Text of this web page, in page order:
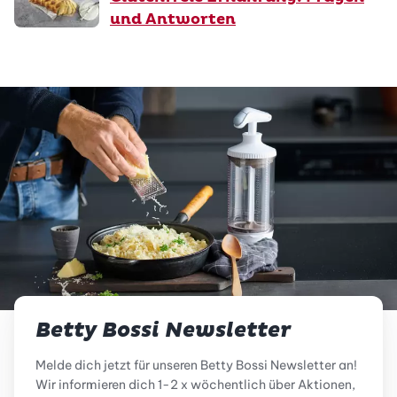
und Antworten
Betty Bossi Newsletter
Melde dich jetzt für unseren Betty Bossi Newsletter an!
Wir informieren dich 1-2 x wöchentlich über Aktionen,